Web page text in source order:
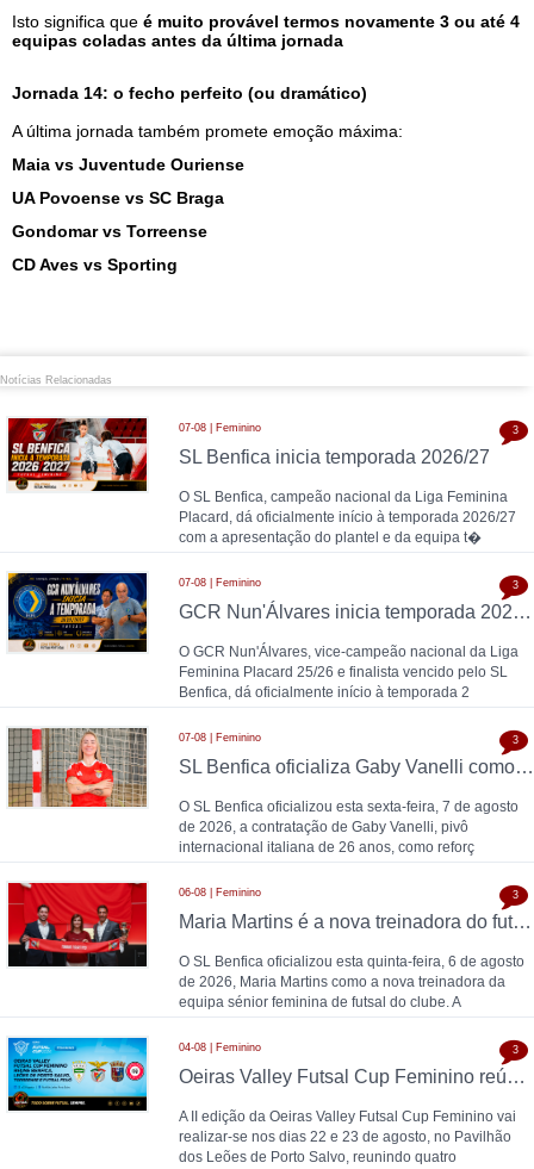
Isto significa que é muito provável termos novamente 3 ou até 4
equipas coladas antes da última jornada
Jornada 14: o fecho perfeito (ou dramático)
A última jornada também promete emoção máxima:
Maia vs Juventude Ouriense
UA Povoense vs SC Braga
Gondomar vs Torreense
CD Aves vs Sporting
Notícias Relacionadas
07-08 | Feminino
SL Benfica inicia temporada 2026/27
O SL Benfica, campeão nacional da Liga Feminina
Placard, dá oficialmente início à temporada 2026/27
com a apresentação do plantel e da equipa t�
3
07-08 | Feminino
GCR Nun'Álvares inicia temporada 2026/27
O GCR Nun'Álvares, vice-campeão nacional da Liga
Feminina Placard 25/26 e finalista vencido pelo SL
Benfica, dá oficialmente início à temporada 2
3
07-08 | Feminino
SL Benfica oficializa Gaby Vanelli como reforço para 2026/27: pivô internacional italiana chega da AS Roma, conforme a Zona Técnica Futsal já havia avançado
O SL Benfica oficializou esta sexta-feira, 7 de agosto
de 2026, a contratação de Gaby Vanelli, pivô
internacional italiana de 26 anos, como reforç
3
06-08 | Feminino
Maria Martins é a nova treinadora do futsal feminino do SL Benfica: contrato válido até 2028 com as campeãs nacionais
O SL Benfica oficializou esta quinta-feira, 6 de agosto
de 2026, Maria Martins como a nova treinadora da
equipa sénior feminina de futsal do clube. A
3
04-08 | Feminino
Oeiras Valley Futsal Cup Feminino reúne Benfica, Leões de Porto Salvo, Torreense e Futsal Feijó
A II edição da Oeiras Valley Futsal Cup Feminino vai
realizar-se nos dias 22 e 23 de agosto, no Pavilhão
dos Leões de Porto Salvo, reunindo quatro
3